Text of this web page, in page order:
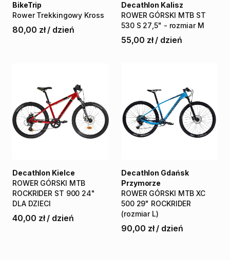
Rower Trekkingowy Kross
BikeTrip
80,00 zł / dzień
ROWER GÓRSKI MTB ST
530 S 27 ​,​5" - rozmiar M
Decathlon Kalisz
55,00 zł / dzień
ROWER GÓRSKI MTB
ROCKRIDER ST 900 24"
DLA DZIECI
Decathlon Kielce
40,00 zł / dzień
ROWER GÓRSKI MTB XC
500 29" ROCKRIDER
(rozmiar L)
Decathlon Gdańsk
Przymorze
90,00 zł / dzień